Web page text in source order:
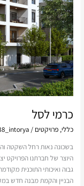
כרמי לסל
כללי,פרויקטים /
בשכונה נאות רחל השקטה
הבניין והקמת מבנה חדש